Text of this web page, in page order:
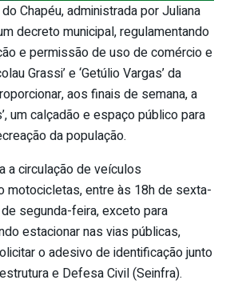
Chapéu, administrada por Juliana
decreto municipal, regulamentando
e permissão de uso de comércio e
Grassi’ e ‘Getúlio Vargas’ da
aos finais de semana, a
um calçadão e espaço público para
da população.
a circulação de veículos
motocicletas, entre às 18h de sexta-
segunda-feira, exceto para
estacionar nas vias públicas,
o adesivo de identificação junto
e Defesa Civil (Seinfra).